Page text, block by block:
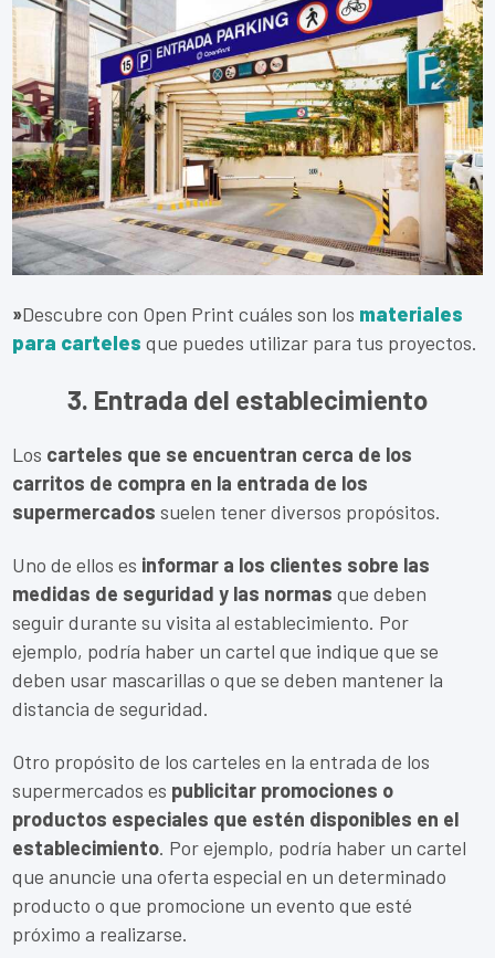
»Descubre con Open Print cuáles son los materiales
para carteles que puedes utilizar para tus proyectos.
3. Entrada del establecimiento
Los carteles que se encuentran cerca de los
carritos de compra en la entrada de los
supermercados suelen tener diversos propósitos.
Uno de ellos es informar a los clientes sobre las
medidas de seguridad y las normasque deben
seguir durante su visita al establecimiento. Por
ejemplo, podría haber un cartel que indique que se
deben usar mascarillas o que se deben mantener la
distancia de seguridad.
Otro propósito de los carteles en la entrada de los
supermercados es publicitar promociones o
productos especiales que estén disponibles en el
establecimiento. Por ejemplo, podría haber un cartel
que anuncie una oferta especial en un determinado
producto o que promocione un evento que esté
próximo a realizarse.